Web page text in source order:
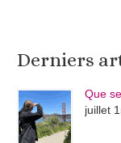
Derniers
Que
juillet